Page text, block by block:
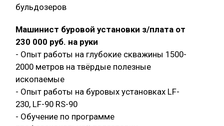
бульдозеров
Машинист буровой установки з/плата от
230 000 руб. на руки
- Опыт работы на глубокие скважины 1500-
2000 метров на твёрдые полезные
ископаемые
- Опыт работы на буровых установках LF-
230, LF-90 RS-90
- Обучение по программе